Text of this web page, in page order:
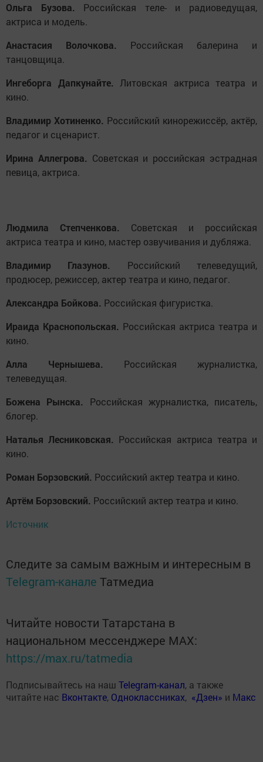
Ольга Бузова. Российская теле- и радиоведущая,
актриса и модель.
Анастасия Волочкова. Российская балерина и
танцовщица.
Ингеборга Дапкунайте. Литовская актриса театра и
кино.
Владимир Хотиненко. Российский кинорежиссёр, актёр,
педагог и сценарист.
Ирина Аллегрова. Советская и российская эстрадная
певица, актриса.
Людмила Степченкова. Советская и российская
актриса театра и кино, мастер озвучивания и дубляжа.
Владимир Глазунов. Российский телеведущий,
продюсер, режиссер, актер театра и кино, педагог.
Александра Бойкова. Российская фигуристка.
Ираида Краснопольская. Российская актриса театра и
кино.
Алла Чернышева. Российская журналистка,
телеведущая.
Божена Рынска. Российская журналистка, писатель,
блогер.
Наталья Лесниковская. Российская актриса театра и
кино.
Роман Борзовский. Российский актер театра и кино.
Артём Борзовский. Российский актер театра и кино.
Источник
Следите за самым важным и интересным в
Telegram-канале Татмедиа
Читайте новости Татарстана в
национальном мессенджере MАХ:
https://max.ru/tatmedia
Подписывайтесь на наш Telegram-канал, а также
читайте нас Вконтакте, Одноклассниках, «Дзен» и Макс